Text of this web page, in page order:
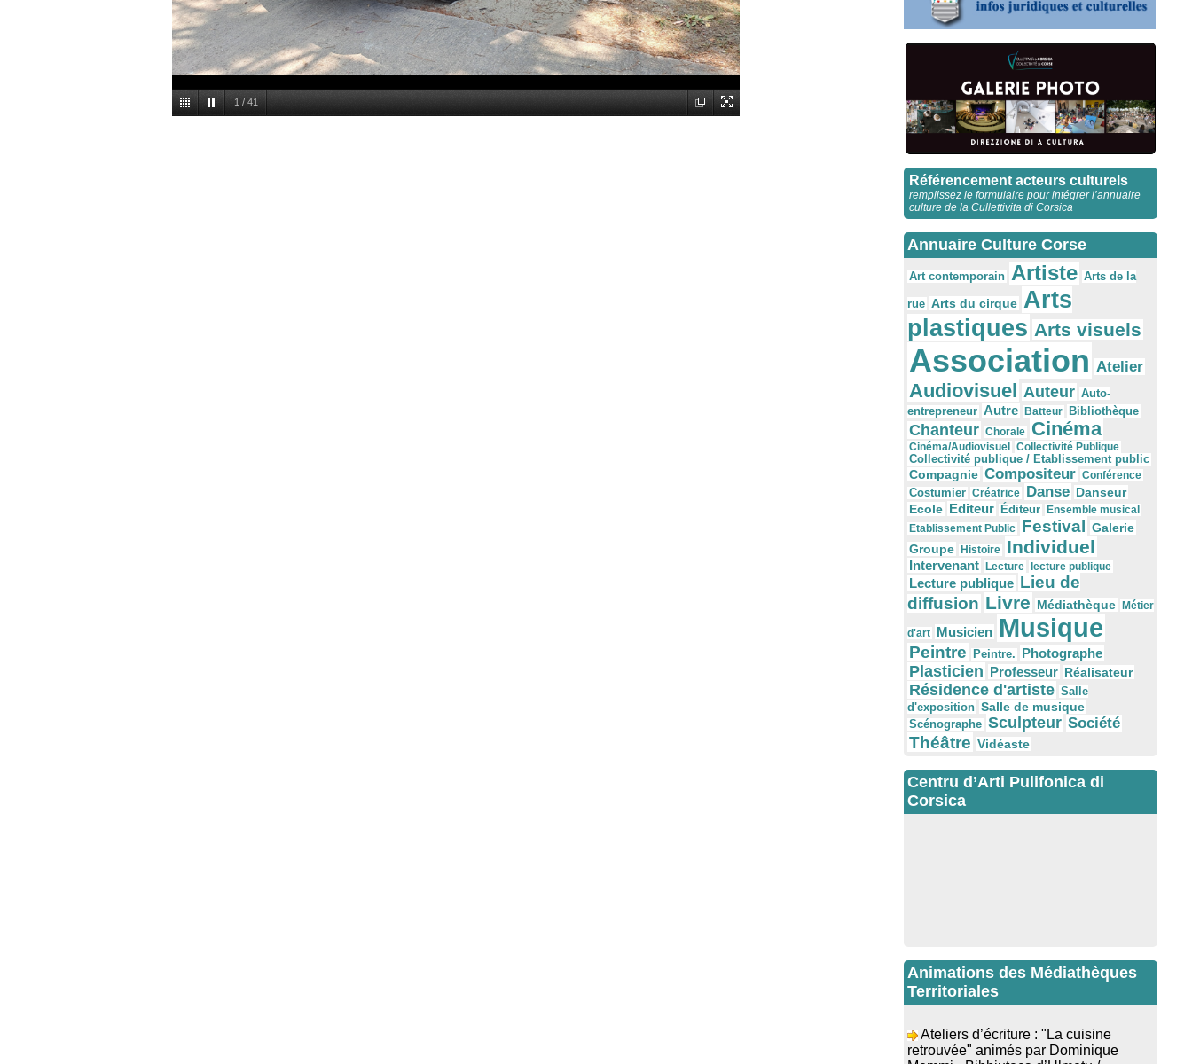
1 / 41
Référencement acteurs culturels
remplissez le formulaire pour intégrer l’annuaire
culture de la Cullettivita di Corsica
Annuaire Culture Corse
Art contemporain Artiste Arts de la
rue Arts du cirque Arts
plastiques Arts visuels
Association Atelier
Audiovisuel Auteur Auto-
entrepreneur Autre Batteur Bibliothèque
Chanteur Chorale Cinéma
Cinéma/Audiovisuel
Collectivité Publique
Collectivité publique / Etablissement public
Compagnie Compositeur Conférence
Costumier Créatrice Danse Danseur
Ecole Editeur Éditeur
Ensemble musical
Etablissement Public Festival Galerie
Groupe
Histoire Individuel
Intervenant Lecture lecture publique
Lecture publique Lieu de
diffusion Livre Médiathèque Métier
d'art Musicien Musique
Peintre Peintre. Photographe
Plasticien Professeur Réalisateur
Résidence d'artiste Salle
d'exposition Salle de musique
Scénographe Sculpteur Société
Théâtre Vidéaste
Centru d’Arti Pulifonica di
Corsica
Animations des Médiathèques
Territoriales
retrouvée" animés par Dominique
Memmi - Bibbiuteca d’Ulmetu /